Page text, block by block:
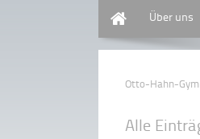
Über uns
Otto-Hahn-
Alle